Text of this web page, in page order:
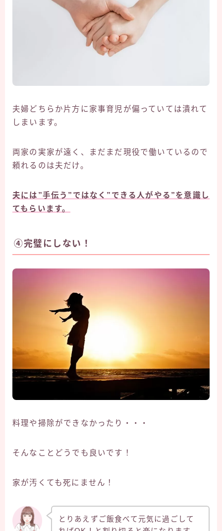
夫婦どちらか片方に家事育児が偏っていては潰れて
しまいます。
両家の実家が遠く、まだまだ現役で働いているので
頼れるのは夫だけ。
夫には”手伝う”ではなく”できる人がやる”を意識し
てもらいます。
④完璧にしない！
料理や掃除ができなかったり・・・
そんなことどうでも良いです！
家が汚くても死にません！
とりあえずご飯食べて元気に過ごして
【2023最新版】プレママ・ママ限定
全員無料でもらえるプレゼント